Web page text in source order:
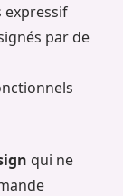
expressif
par de
qui ne